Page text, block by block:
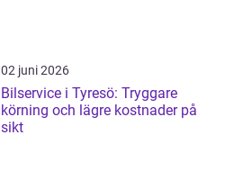
02 juni 2026
Bilservice i Tyresö: Tryggare
körning och lägre kostnader på
sikt